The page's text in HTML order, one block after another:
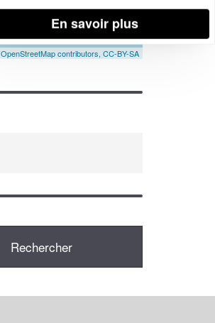
OpenStreetMap contributors, CC-BY-SA
En savoir plus